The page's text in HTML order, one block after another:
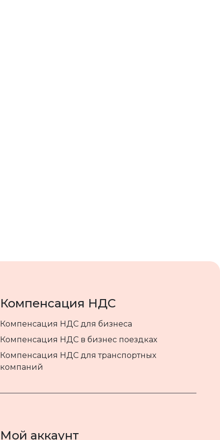
Компенсация НДС
Компенсация НДС для бизнеса
Компенсация НДС в бизнес поездках
Компенсация НДС для транспортных
компаний
Мой аккаунт